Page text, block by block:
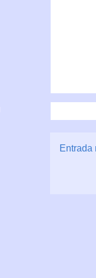
Entrada